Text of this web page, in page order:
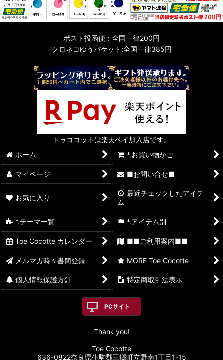
ポスト投函便：全国一律200円
クロネコゆうパケット:全国一律385円
トゥココットは楽天ペイ加入店です。
ホーム
*.お買い物かご
マイページ ■お問い合せ■
お気に入り
最近チェックしたアイテ
ム
*.テーマ一覧 *.アイテム別
Toe Cocotte カレンダー ■■ご利用案内■■
メルマガ時々書簡登録 MORE Toe Cocotte
個人情報保護方針 特定商取引法表示
PCサイト
Thank you!
Toe Cocotte
636-0822奈良県生駒郡三郷町立野南1丁目1-15